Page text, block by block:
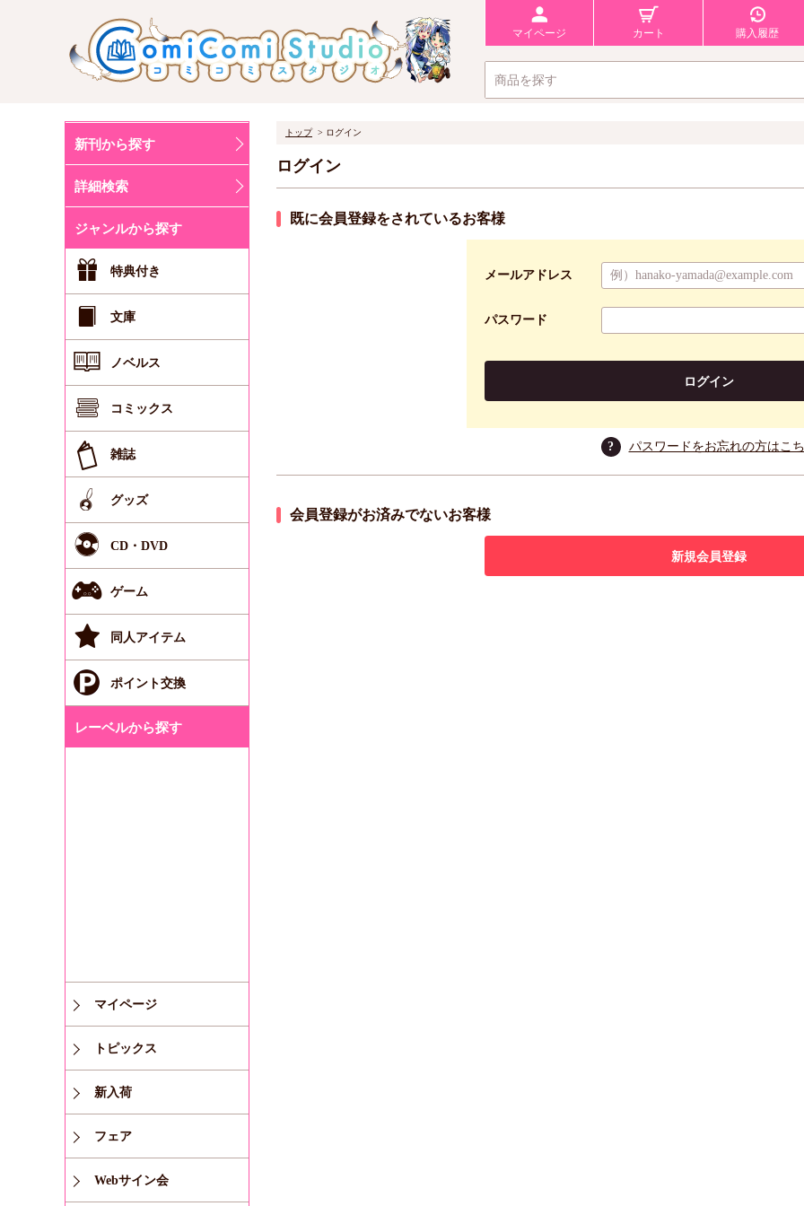
マイページ カート 購入履歴
新刊から探す
詳細検索
ジャンルから探す
特典付き
文庫
ノベルス
コミックス
雑誌
グッズ
CD・DVD
ゲーム
同人アイテム
ポイント交換
レーベルから探す
マイページ
トピックス
新入荷
フェア
Webサイン会
トップ ログイン
ログイン
既に会員登録をされているお客様
メールアドレス
パスワード
ログイン
? パスワードをお忘れの方はこ
会員登録がお済みでないお客様
新規会員登録